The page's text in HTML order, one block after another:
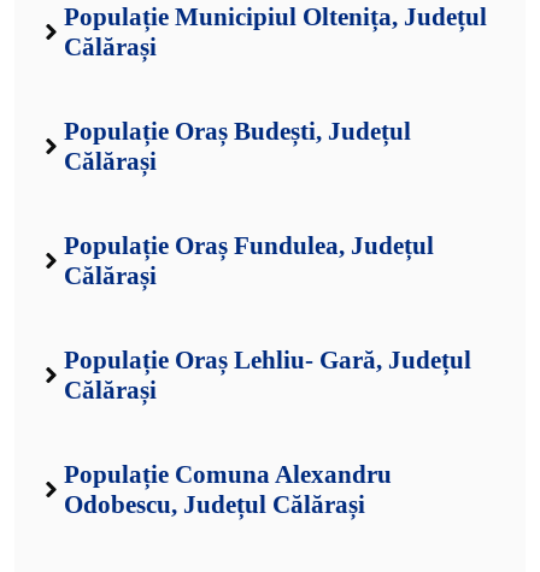
Populație Municipiul Oltenița, Județul
Călărași
Populație Oraș Budești, Județul
Călărași
Populație Oraș Fundulea, Județul
Călărași
Populație Oraș Lehliu- Gară, Județul
Călărași
Populație Comuna Alexandru
Odobescu, Județul Călărași